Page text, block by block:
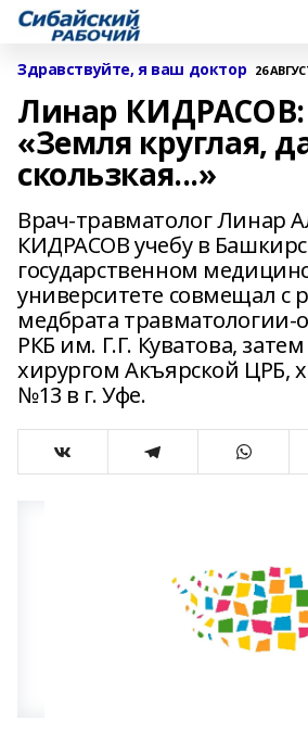
Здравствуйте, я ваш доктор 26
Линар КИДРАСОВ:
«Земля круглая,
скользкая...»
Врач-травматолог Линар
КИДРАСОВ учебу в
государственном
университете совмещал с
медбрата травматологии-
РКБ им. Г.Г. Куватова,
хирургом Акъярской ЦРБ,
№13 в г. Уфе.